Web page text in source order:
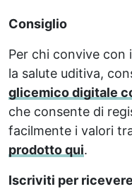
Consiglio
Per chi convive con
la salute uditiva,
glicemico digitale
che consente di
facilmente i valori
prodotto qui.
Iscriviti per